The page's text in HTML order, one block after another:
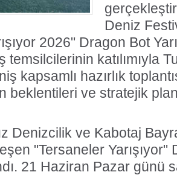
Deniz
2026" Dragon Bot
temsilcilerinin katılımıyla
kapsamlı hazırlık
beklentileri ve stratejik
Denizcilik ve Kabotaj
"Tersaneler Yarışıyor"
21 Haziran Pazar günü